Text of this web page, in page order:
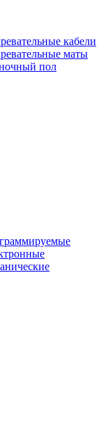
кабели
маты
пол